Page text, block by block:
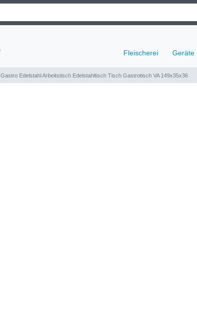
Fleischerei Geräte
Gastro Edelstahl Arbeitstisch Edelstahltisch Tisch Gastrotisch VA 149x35x36